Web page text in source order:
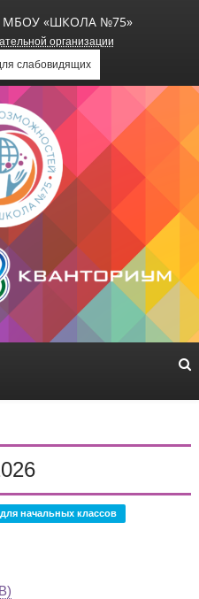
«ШКОЛА №75»
организации
слабовидящих
сайт МБОУ
начальных классов